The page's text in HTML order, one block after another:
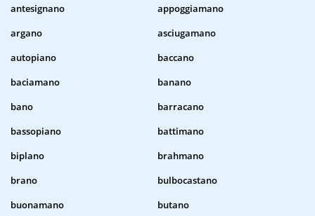
antesignano
appoggiamano
argano
asciugamano
autopiano
baccano
baciamano
banano
bano
barracano
bassopiano
battimano
biplano
brahmano
brano
bulbocastano
buonamano
butano